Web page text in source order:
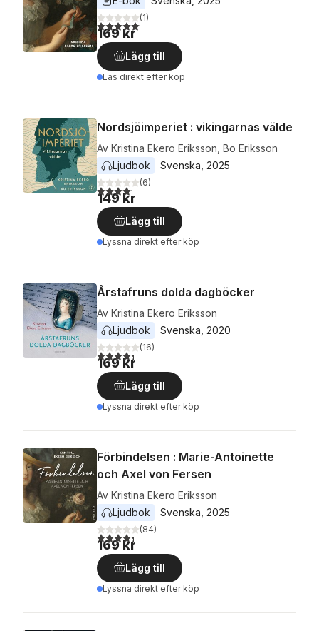
5,0utav 5 stjärnor. Totalt antal röster:
(1)
169 kr
Lägg till
Läs direkt efter köp
Nordsjöimperiet : vikingarnas välde
Av Kristina Ekero Eriksson Bo Eriksson
Ljudbok
Svenska 2025
4,2utav 5 stjärnor. Totalt antal röster:
(6)
149 kr
Lägg till
Lyssna direkt efter köp
Årstafruns dolda dagböcker
Av Kristina Ekero Eriksson
Ljudbok
Svenska 2020
4,3utav 5 stjärnor. Totalt antal röster:
(16)
169 kr
Lägg till
Lyssna direkt efter köp
Förbindelsen : Marie-Antoinette
och Axel von Fersen
Av Kristina Ekero Eriksson
Ljudbok
Svenska 2025
4,3utav 5 stjärnor. Totalt antal röster:
(84)
169 kr
Lägg till
Lyssna direkt efter köp